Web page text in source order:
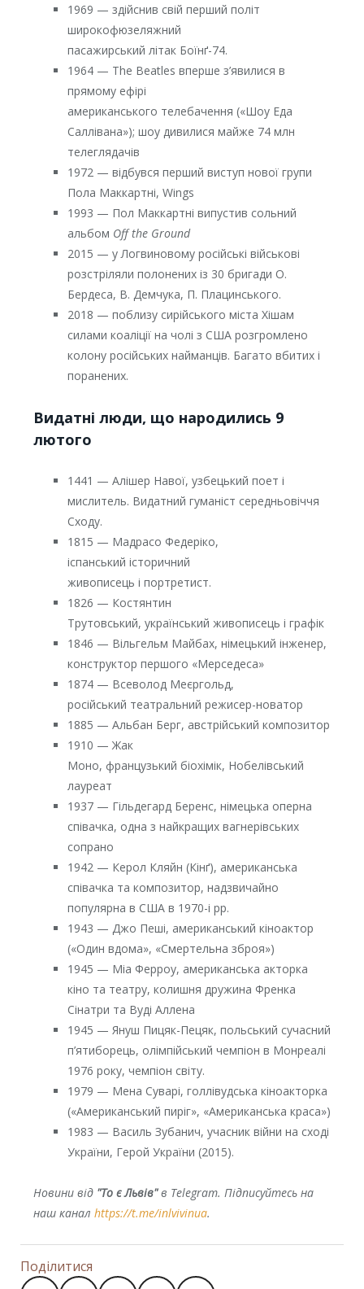
1969 — здійснив свій перший політ
широкофюзеляжний
пасажирський літак Боїнґ-74.
1964 — The Beatles вперше з’явилися в
прямому ефірі
американського телебачення («Шоу Еда
Саллівана»); шоу дивилися майже 74 млн
телеглядачів
1972 — відбувся перший виступ нової групи
Пола Маккартні, Wings
1993 — Пол Маккартні випустив сольний
альбом Off the Ground
2015 — у Логвиновому російські військові
розстріляли полонених із 30 бригади О.
Бердеса, В. Демчука, П. Плацинського.
2018 — поблизу сирійського міста Хішам
силами коаліції на чолі з США розгромлено
колону російських найманців. Багато вбитих і
поранених.
Видатні люди, що народились 9
лютого
1441 — Алішер Навої, узбецький поет і
мислитель. Видатний гуманіст середньовіччя
Сходу.
1815 — Мадрасо Федеріко,
іспанський історичний
живописець і портретист.
1826 — Костянтин
Трутовський, український живописець і графік
1846 — Вільгельм Майбах, німецький інженер,
конструктор першого «Мерседеса»
1874 — Всеволод Меєргольд,
російський театральний режисер-новатор
1885 — Альбан Берг, австрійський композитор
1910 — Жак
Моно, французький біохімік, Нобелівський
лауреат
1937 — Гільдегард Беренс, німецька оперна
співачка, одна з найкращих вагнерівських
сопрано
1942 — Керол Кляйн (Кінґ), американська
співачка та композитор, надзвичайно
популярна в США в 1970-і рр.
1943 — Джо Пеші, американський кіноактор
(«Один вдома», «Смертельна зброя»)
1945 — Міа Ферроу, американська акторка
кіно та театру, колишня дружина Френка
Сінатри та Вуді Аллена
1945 — Януш Пицяк-Пецяк, польський сучасний
п’ятиборець, олімпійський чемпіон в Монреалі
1976 року, чемпіон світу.
1979 — Мена Суварі, голлівудська кіноакторка
(«Американський пиріг», «Американська краса»)
1983 — Василь Зубанич, учасник війни на сході
України, Герой України (2015).
Новини від "То є Львів"в Telegram. Підписуйтесь на
наш канал https://t.me/inlvivinua.
Поділитися